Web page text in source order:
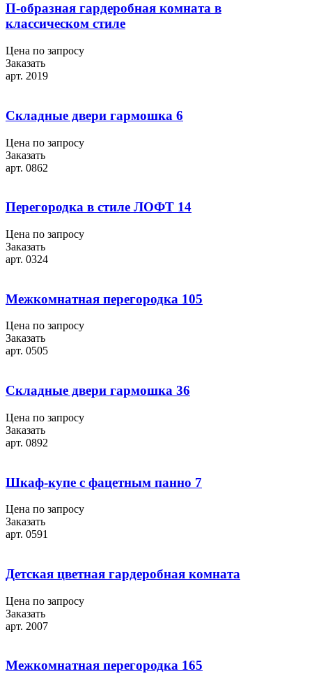
П-образная гардеробная комната в
классическом стиле
Цена по запросу
Заказать
арт. 2019
Складные двери гармошка 6
Цена по запросу
Заказать
арт. 0862
Перегородка в стиле ЛОФТ 14
Цена по запросу
Заказать
арт. 0324
Межкомнатная перегородка 105
Цена по запросу
Заказать
арт. 0505
Складные двери гармошка 36
Цена по запросу
Заказать
арт. 0892
Шкаф-купе с фацетным панно 7
Цена по запросу
Заказать
арт. 0591
Детская цветная гардеробная комната
Цена по запросу
Заказать
арт. 2007
Межкомнатная перегородка 165